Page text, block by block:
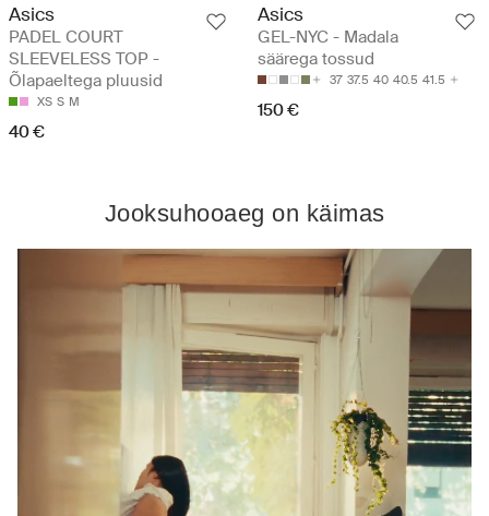
Asics
PADEL COURT
SLEEVELESS TOP -
Õlapaeltega pluusid
XS S M
40 €
Asics
GEL-NYC - Madala
säärega tossud
37 37.5 40 40.5 41.5
150 €
Jooksuhooaeg on käimas